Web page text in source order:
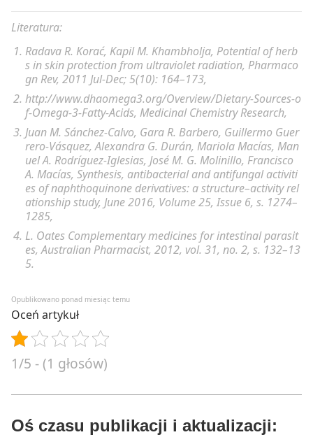
Literatura:
Radava R. Korać, Kapil M. Khambholja, Potential of herb
s in skin protection from ultraviolet radiation, Pharmaco
gn Rev, 2011 Jul-Dec; 5(10): 164–173,
http://www.dhaomega3.org/Overview/Dietary-Sources-o
f-Omega-3-Fatty-Acids, Medicinal Chemistry Research,
Juan M. Sánchez-Calvo, Gara R. Barbero, Guillermo Guer
rero-Vásquez, Alexandra G. Durán, Mariola Macías, Man
uel A. Rodríguez-Iglesias, José M. G. Molinillo, Francisco
A. Macías, Synthesis, antibacterial and antifungal activiti
es of naphthoquinone derivatives: a structure–activity rel
ationship study, June 2016, Volume 25, Issue 6, s. 1274–
1285,
L. Oates Complementary medicines for intestinal parasit
es, Australian Pharmacist, 2012, vol. 31, no. 2, s. 132–13
5.
Opublikowano ponad miesiąc temu
Oceń artykuł
1/5 - (1 głosów)
Oś czasu publikacji i aktualizacji: